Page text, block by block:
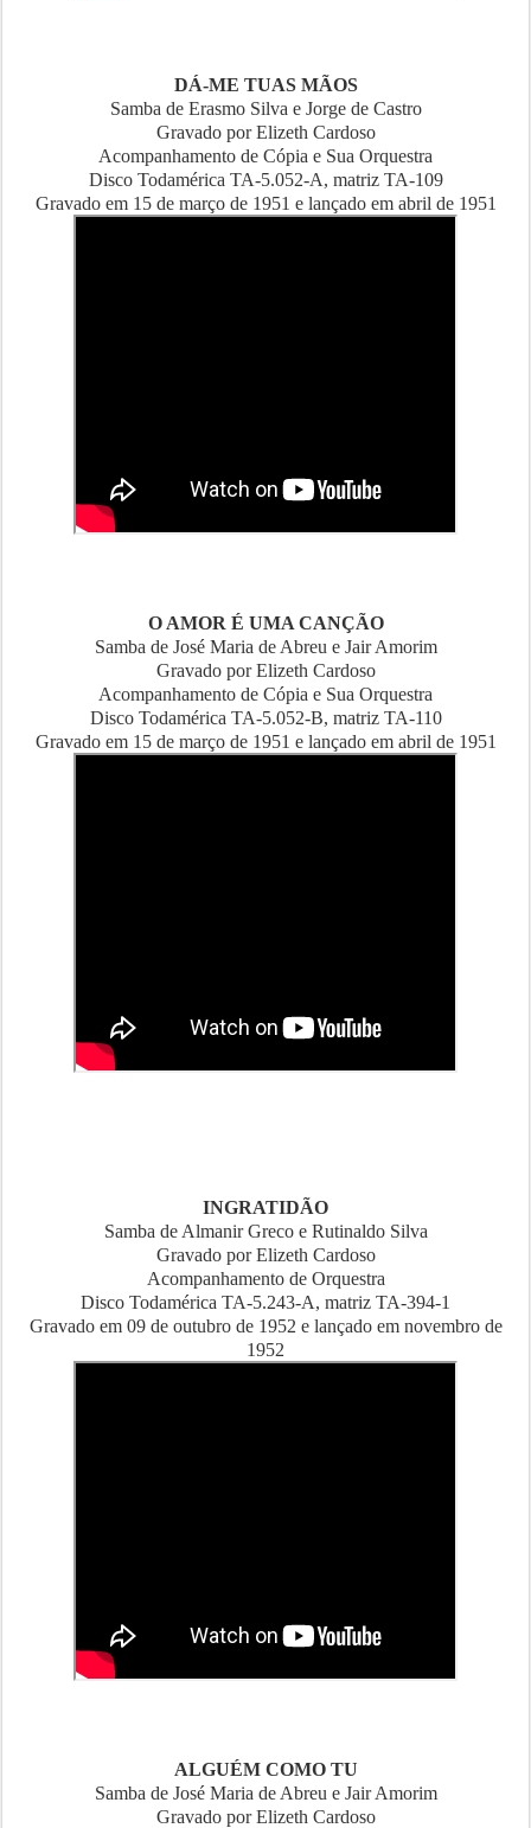
DÁ-ME TUAS MÃOS
Samba de Erasmo Silva e Jorge de Castro
Gravado por Elizeth Cardoso
Acompanhamento de Cópia e Sua Orquestra
Disco Todamérica TA-5.052-A, matriz TA-109
Gravado em 15 de março de 1951 e lançado em abril de 1951
O AMOR É UMA CANÇÃO
Samba de José Maria de Abreu e Jair Amorim
Gravado por Elizeth Cardoso
Acompanhamento de Cópia e Sua Orquestra
Disco Todamérica TA-5.052-B, matriz TA-110
Gravado em 15 de março de 1951 e lançado em abril de 1951
INGRATIDÃO
Samba de Almanir Greco e Rutinaldo Silva
Gravado por Elizeth Cardoso
Acompanhamento de Orquestra
Disco Todamérica TA-5.243-A, matriz TA-394-1
Gravado em 09 de outubro de 1952 e lançado em novembro de
1952
ALGUÉM COMO TU
Samba de José Maria de Abreu e Jair Amorim
Gravado por Elizeth Cardoso